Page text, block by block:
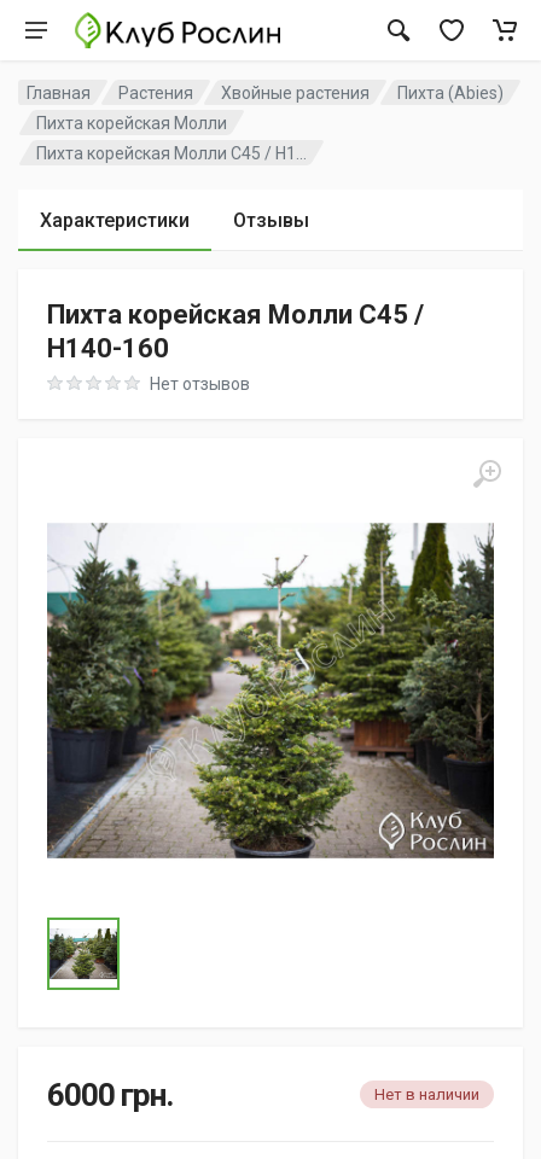
Главная Растения Хвойные растения
Пихта (Abies)
Пихта корейская Молли
Пихта корейская Молли C45 / H1...
Характеристики Отзывы
Пихта корейская Молли C45 /
H140-160
Rating: 0 out of 5Нет отзывов
6000 грн. Нет в наличии